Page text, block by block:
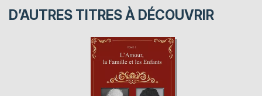
D’AUTRES TITRES À DÉCOUVRIR